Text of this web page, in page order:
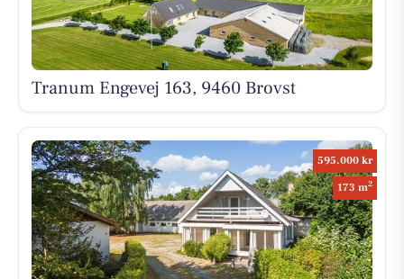
Tranum Engevej 163, 9460 Brovst
595.000 kr
173 m2